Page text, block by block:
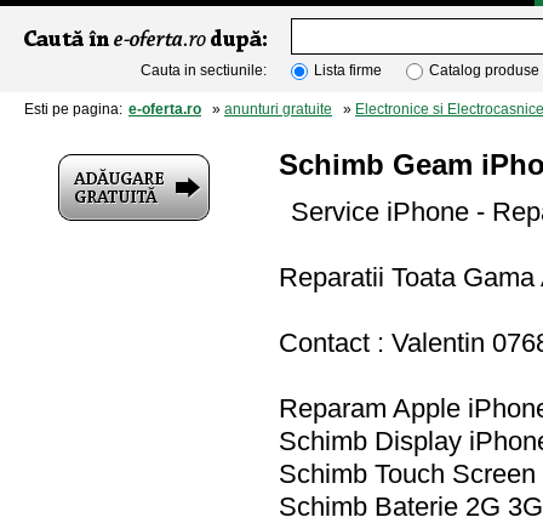
Cauta in sectiunile: Lista firme Catalog produse
Esti pe pagina: e-oferta.ro » anunturi gratuite » Electronice si Electrocasnice
Schimb Geam
Service iPhone -
Reparatii Toata
Contact : Valentin
Reparam Apple
Schimb Display
Schimb Touch
Schimb Baterie 2G